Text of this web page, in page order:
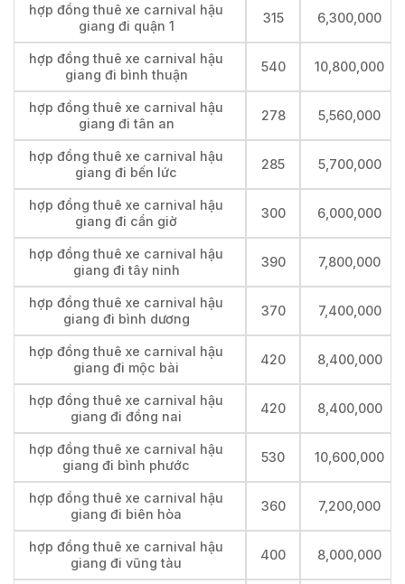
hợp đồng thuê xe carnival hậu
giang đi quận 1
315 6,300,000
hợp đồng thuê xe carnival hậu
giang đi bình thuận
540 10,800,000
hợp đồng thuê xe carnival hậu
giang đi tân an
278 5,560,000
hợp đồng thuê xe carnival hậu
giang đi bến lức
285 5,700,000
hợp đồng thuê xe carnival hậu
giang đi cần giờ
300 6,000,000
hợp đồng thuê xe carnival hậu
giang đi tây ninh
390 7,800,000
hợp đồng thuê xe carnival hậu
giang đi bình dương
370 7,400,000
hợp đồng thuê xe carnival hậu
giang đi mộc bài
420 8,400,000
hợp đồng thuê xe carnival hậu
giang đi đồng nai
420 8,400,000
hợp đồng thuê xe carnival hậu
giang đi bình phước
530 10,600,000
hợp đồng thuê xe carnival hậu
giang đi biên hòa
360 7,200,000
hợp đồng thuê xe carnival hậu
giang đi vũng tàu
400 8,000,000